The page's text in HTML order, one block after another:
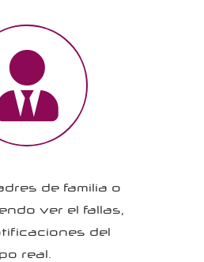
de familia o
ver el fallas,
del
real.